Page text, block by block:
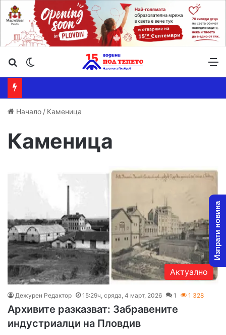
Търсене ...
Начало / Каменица
Каменица
Актуално
Дежурен Редактор 15:29ч, сряда, 4 март, 2026 1 1 328
Архивите разказват: Забравените
индустриалци на Пловдив
Изпрати новина